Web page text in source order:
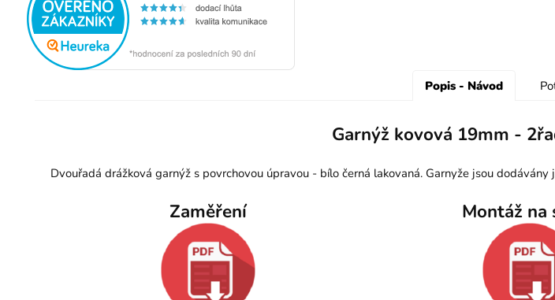
Popis - Návod
Garnýž kovová 19mm -
Dvouřadá drážková garnýž s povrchovou úpravou - bílo černá lakovaná. Garnyže jsou
Zaměření Montáž na